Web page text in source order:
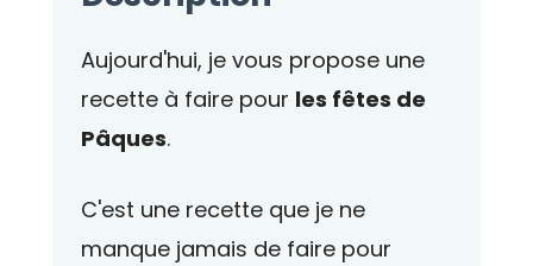
Aujourd'hui, je vous propose une
recette à faire pour les fêtes de
Pâques.
C'est une recette que je ne
manque jamais de faire pour